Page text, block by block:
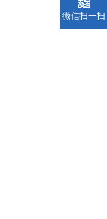
微信扫一扫